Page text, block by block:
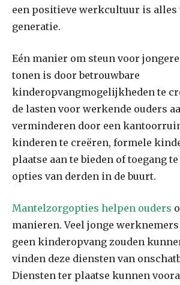
een positieve werkcultuur is alles
generatie.
Eén manier om steun voor
tonen is door betrouwbare
kinderopvangmogelijkheden te
de lasten voor werkende ouders
verminderen door een
kinderen te creëren, formele
plaatse aan te bieden of toegang
opties van derden in de buurt.
Mantelzorgopties helpen ouders
manieren. Veel jonge
geen kinderopvang zouden
vinden deze diensten van
Diensten ter plaatse kunnen